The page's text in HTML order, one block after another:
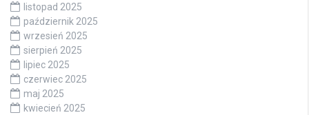
listopad 2025
październik 2025
wrzesień 2025
sierpień 2025
lipiec 2025
czerwiec 2025
maj 2025
kwiecień 2025